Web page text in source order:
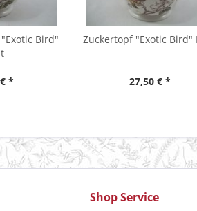
Bird"
*
Zuckertopf "Exotic Bird"
27,50 € *
Shop Service